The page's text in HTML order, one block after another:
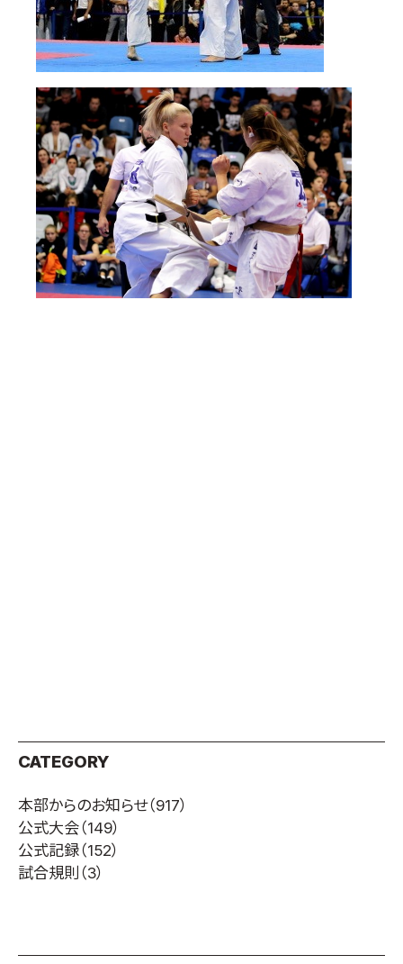
CATEGORY
本部からのお知らせ（917）
公式大会（149）
公式記録（152）
試合規則 （3）